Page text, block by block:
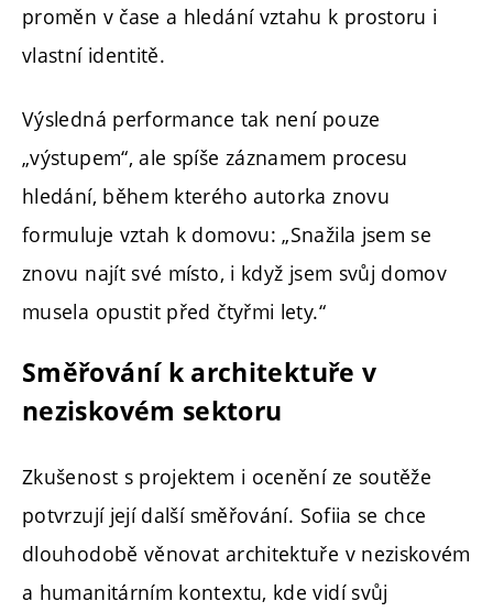
proměn v čase a hledání vztahu k prostoru i
vlastní identitě.
Výsledná performance tak není pouze
„výstupem“, ale spíše záznamem procesu
hledání, během kterého autorka znovu
formuluje vztah k domovu: „Snažila jsem se
znovu najít své místo, i když jsem svůj domov
musela opustit před čtyřmi lety.“
Směřování k architektuře v
neziskovém sektoru
Zkušenost s projektem i ocenění ze soutěže
potvrzují její další směřování. Sofiia se chce
dlouhodobě věnovat architektuře v neziskovém
a humanitárním kontextu, kde vidí svůj